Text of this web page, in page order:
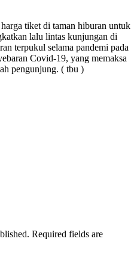
tiket di taman hiburan untuk
lalu lintas kunjungan di
terpukul selama pandemi pada
Covid-19, yang memaksa
pengunjung. ( tbu )
Required fields are